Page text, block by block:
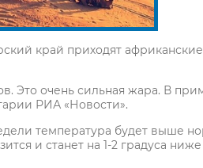
край приходят
Это очень сильная жара. В
РИА «Новости».
температура будет выше
и станет на 1-2 градуса